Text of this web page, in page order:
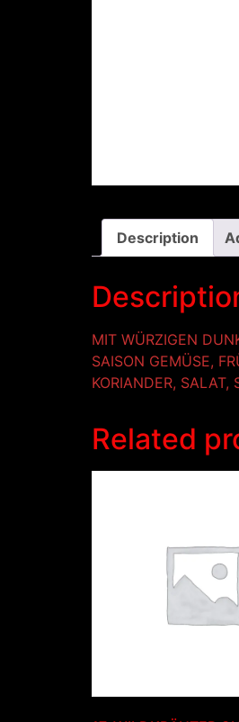
Description
MIT WÜRZIGEN
SAISON GEMÜSE,
KORIANDER, SALAT,
Related